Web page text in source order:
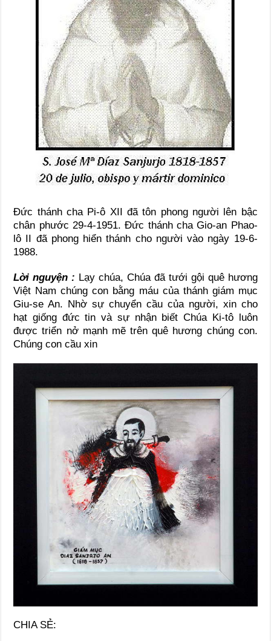
Ðức thánh cha Pi-ô XII đã tôn phong người lên bậc
chân phước 29-4-1951. Ðức thánh cha Gio-an Phao-
lô II đã phong hiển thánh cho người vào ngày 19-6-
1988.
Lời nguyện : Lạy chúa, Chúa đã tưới gội quê hương
Việt Nam chúng con bằng máu của thánh giám mục
Giu-se An. Nhờ sự chuyển cầu của người, xin cho
hạt giống đức tin và sự nhận biết Chúa Ki-tô luôn
được triển nở mạnh mẽ trên quê hương chúng con.
Chúng con cầu xin
CHIA SẺ: